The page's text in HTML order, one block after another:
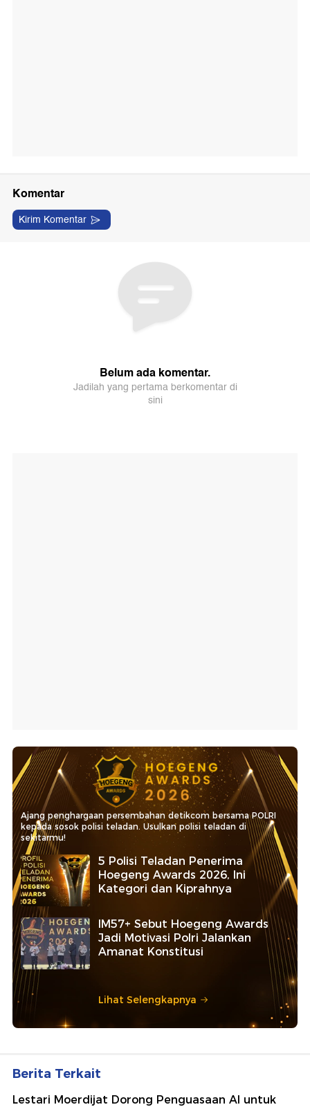
Ajang penghargaan persembahan detikcom bersama POLRI
kepada sosok polisi teladan. Usulkan polisi teladan di
sekitarmu!
5 Polisi Teladan Penerima
Hoegeng Awards 2026, Ini
Kategori dan Kiprahnya
IM57+ Sebut Hoegeng Awards
Jadi Motivasi Polri Jalankan
Amanat Konstitusi
Lihat Selengkapnya
Berita Terkait
Lestari Moerdijat Dorong Penguasaan AI untuk